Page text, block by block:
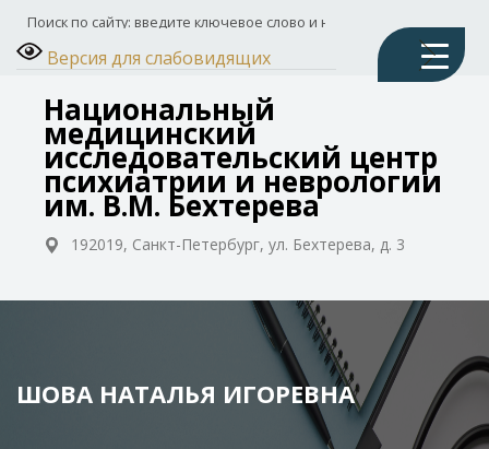
Версия для слабовидящих
Национальный
медицинский
исследовательский центр
психиатрии и неврологии
им. В.М. Бехтерева
192019, Санкт-Петербург, ул. Бехтерева, д. 3
ШОВА НАТАЛЬЯ ИГОРЕВНА